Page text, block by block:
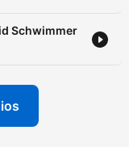
Schwimmer